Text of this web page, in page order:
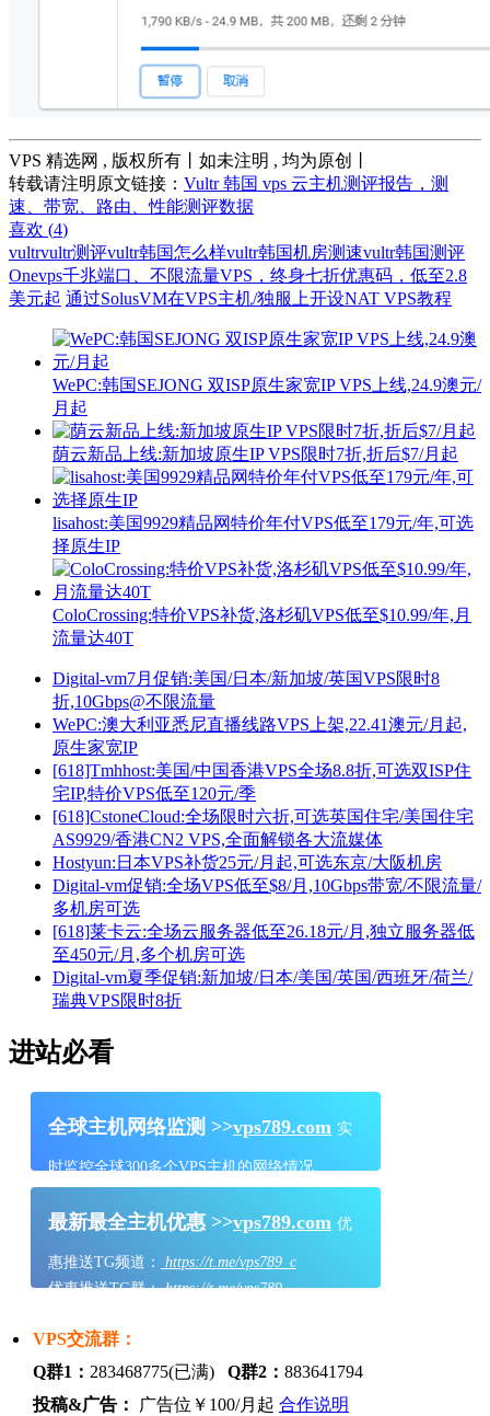
VPS 精选网 , 版权所有丨如未注明 , 均为原创丨
转载请注明原文链接： Vultr 韩国 vps 云主机测评报告，测
速、带宽、路由、性能测评数据
喜欢 (4)
vultrvultr测评vultr韩国怎么样vultr韩国机房测速vultr韩国测评
Onevps千兆端口、不限流量VPS，终身七折优惠码，低至2.8
美元起 通过SolusVM在VPS主机/独服上开设NAT VPS教程
WePC:韩国SEJONG 双ISP原生家宽IP VPS上线,24.9澳元/
月起
荫云新品上线:新加坡原生IP VPS限时7折,折后$7/月起
lisahost:美国9929精品网特价年付VPS低至179元/年,可选
择原生IP
ColoCrossing:特价VPS补货,洛杉矶VPS低至$10.99/年,月
流量达40T
Digital-vm7月促销:美国/日本/新加坡/英国VPS限时8
折,10Gbps@不限流量
WePC:澳大利亚悉尼直播线路VPS上架,22.41澳元/月起,
原生家宽IP
[618]Tmhhost:美国/中国香港VPS全场8.8折,可选双ISP住
宅IP,特价VPS低至120元/季
[618]CstoneCloud:全场限时六折,可选英国住宅/美国住宅
AS9929/香港CN2 VPS,全面解锁各大流媒体
Hostyun:日本VPS补货25元/月起,可选东京/大阪机房
Digital-vm促销:全场VPS低至$8/月,10Gbps带宽/不限流量/
多机房可选
[618]莱卡云:全场云服务器低至26.18元/月,独立服务器低
至450元/月,多个机房可选
Digital-vm夏季促销:新加坡/日本/美国/英国/西班牙/荷兰/
瑞典VPS限时8折
进站必看
全球主机网络监测 >>vps789.com 实
时监控全球300多个VPS主机的网络情况
最新最全主机优惠 >>vps789.com 优
惠推送TG频道：
https://t.me/vps789_c
优惠推送TG群：https://t.me/vps789
VPS交流群：
Q群1： 283468775(已满) Q群2： 883641794
投稿&广告：
广告位￥100/月起 合作说明